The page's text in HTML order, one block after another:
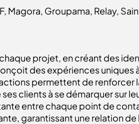
Magora, Groupama, Relay,
projet, en créant des
des expériences
permettent de renforcer
clients à se démarquer sur
entre chaque point de
garantissant une relation